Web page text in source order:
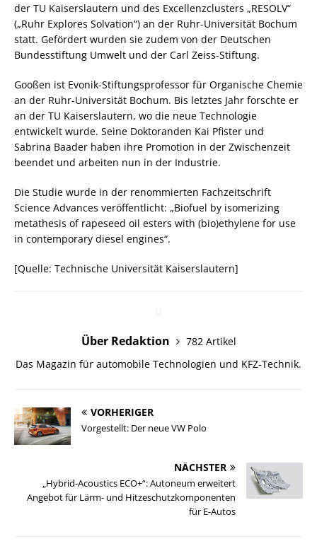
der TU Kaiserslautern und des Excellenzclusters „RESOLV“
(„Ruhr Explores Solvation“) an der Ruhr-Universität Bochum
statt. Gefördert wurden sie zudem von der Deutschen
Bundesstiftung Umwelt und der Carl Zeiss-Stiftung.
Gooßen ist Evonik-Stiftungsprofessor für Organische Chemie
an der Ruhr-Universität Bochum. Bis letztes Jahr forschte er
an der TU Kaiserslautern, wo die neue Technologie
entwickelt wurde. Seine Doktoranden Kai Pfister und
Sabrina Baader haben ihre Promotion in der Zwischenzeit
beendet und arbeiten nun in der Industrie.
Die Studie wurde in der renommierten Fachzeitschrift
Science Advances veröffentlicht: „Biofuel by isomerizing
metathesis of rapeseed oil esters with (bio)ethylene for use
in contemporary diesel engines“.
[Quelle: Technische Universität Kaiserslautern]
Über Redaktion
782 Artikel
Das Magazin für automobile Technologien und KFZ-Technik.
VORHERIGER
Vorgestellt: Der neue VW Polo
NÄCHSTER
„Hybrid-Acoustics ECO+“: Autoneum erweitert
Angebot für Lärm- und Hitzeschutzkomponenten
für E-Autos